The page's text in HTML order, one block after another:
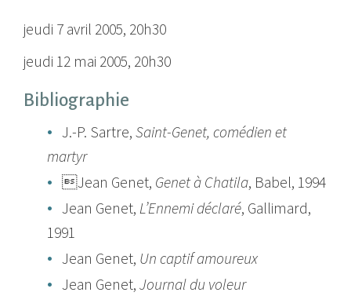
jeudi 7 avril 2005, 20h30
jeudi 12 mai 2005, 20h30
Bibliographie
J.-P. Sartre, Saint-Genet, comédien et
martyr
Jean Genet, Genet à Chatila, Babel, 1994
Jean Genet, L’Ennemi déclaré, Gallimard,
1991
Jean Genet, Un captif amoureux
Jean Genet, Journal du voleur